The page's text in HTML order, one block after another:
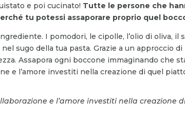
e poi cucinato! Tutte le persone che
tu potessi assaporare proprio quel
I pomodori, le cipolle, l’olio di oliva, il
sugo della tua pasta. Grazie a un approccio di
Assapora ogni boccone immaginando che
e l’amore investiti nella creazione di quel
e l’amore investiti nella creazione